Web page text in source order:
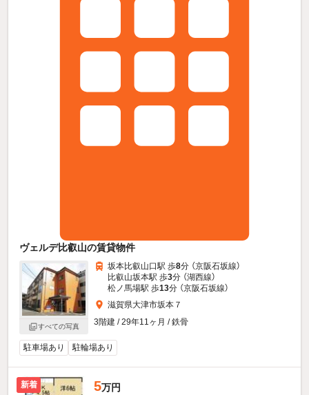
ヴェルデ比叡山の賃貸物件
すべての写真
坂本比叡山口駅 歩8分 （京阪石坂線）
比叡山坂本駅 歩3分 （湖西線）
松ノ馬場駅 歩13分 （京阪石坂線）
滋賀県大津市坂本７
3階建 / 29年11ヶ月 / 鉄骨
駐車場あり 駐輪場あり
新着 5万円